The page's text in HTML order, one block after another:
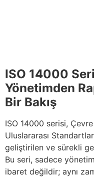
ISO 14000
Yönetimden
Bir Bakış
ISO 14000 serisi,
Uluslararası
geliştirilen ve sürekli
Bu seri, sadece
ibaret değildir; aynı